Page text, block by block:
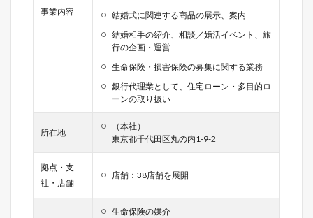
事業内容
結婚式に関連する商品の展示、案内
結婚相手の紹介、相談／婚活イベント、旅
行の企画・運営
生命保険・損害保険の募集に関する業務
銀行代理業として、住宅ローン・多目的ロ
ーンの取り扱い
所在地
（本社）
東京都千代田区丸の内1-9-2
拠点・支
社・店舗
店舗：38店舗を展開
生命保険の媒介